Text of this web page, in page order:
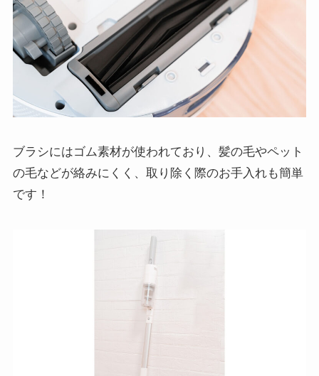
ブラシにはゴム素材が使われており、髪の毛やペット
の毛などが絡みにくく、取り除く際のお手入れも簡単
です！